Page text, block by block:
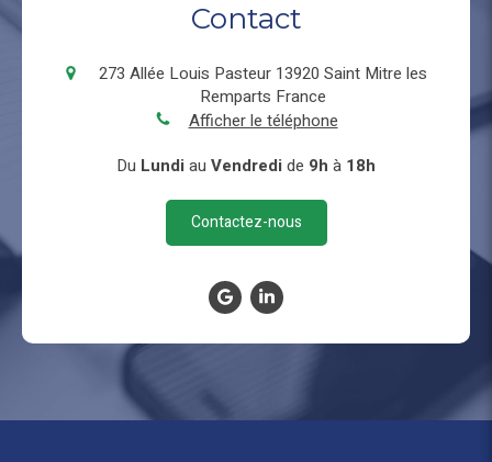
Contact
273 Allée Louis Pasteur 13920 Saint Mitre les
Remparts France
Afficher le téléphone
Du Lundiau Vendredide 9h à 18h
Contactez-nous